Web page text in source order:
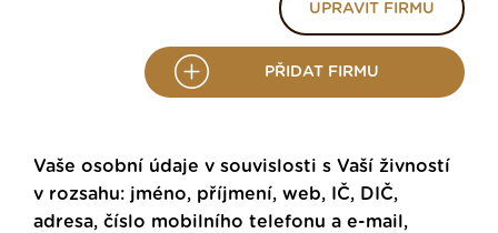
UPRAVIT FIRMU
PŘIDAT FIRMU
Vaše osobní údaje v souvislosti s Vaší živností
v rozsahu: jméno, příjmení, web, IČ, DIČ,
adresa, číslo mobilního telefonu a e-mail,